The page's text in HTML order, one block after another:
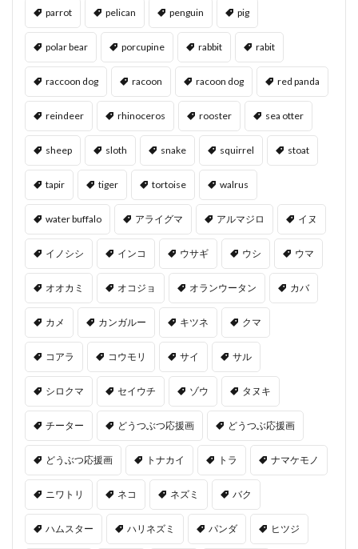
parrot pelican penguin pig
polar bear porcupine rabbit rabit
raccoon dog racoon racoon dog red panda
reindeer rhinoceros rooster sea otter
sheep sloth snake squirrel stoat
tapir tiger tortoise walrus
water buffalo アライグマ アルマジロ イヌ
イノシシ インコ ウサギ ウシ ウマ
オオカミ オコジョ オランウータン カバ
カメ カンガルー キツネ クマ
コアラ コウモリ サイ サル
シロクマ セイウチ ゾウ タヌキ
チーター どうつぶつ応援画 どうつぶ応援画
どうぶつ応援画 トナカイ トラ ナマケモノ
ニワトリ ネコ ネズミ バク
ハムスター ハリネズミ パンダ ヒツジ